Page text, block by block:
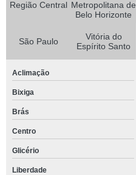
Região Central Metropolitana de
Belo Horizonte
São Paulo
Vitória do
Espírito Santo
Aclimação
Bixiga
Brás
Centro
Glicério
Liberdade